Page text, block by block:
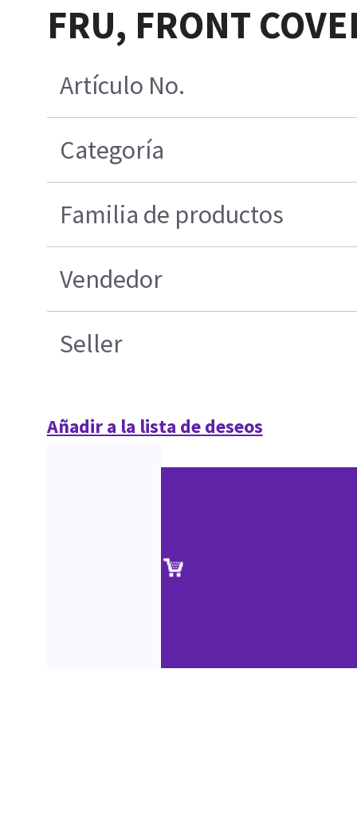
FRU, FRONT
Artículo No.
Categoría
Familia de productos
Vendedor
Seller
Añadir a la lista de deseos